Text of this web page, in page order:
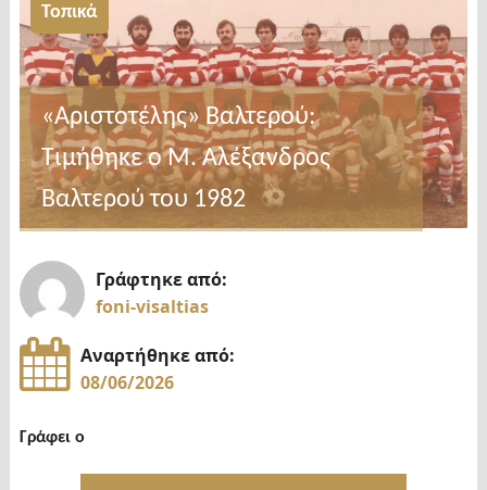
Τοπικά
«Αριστοτέλης» Βαλτερού:
Τιμήθηκε ο Μ. Αλέξανδρος
Βαλτερού του 1982
Γράφτηκε από:
foni-visaltias
Αναρτήθηκε από:
08/06/2026
Γράφει ο